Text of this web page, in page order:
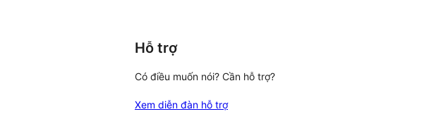
Hỗ trợ
Có điều muốn nói? Cần hỗ trợ?
Xem diễn đàn hỗ trợ